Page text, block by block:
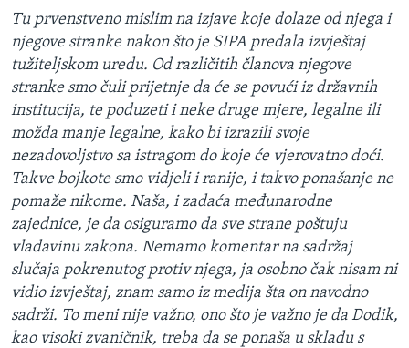
Jezici
Tu prvenstveno mislim na izjave koje dolaze od njega i
njegove stranke nakon što je SIPA predala izvještaj
tužiteljskom uredu. Od različitih članova njegove
stranke smo čuli prijetnje da će se povući iz državnih
institucija, te poduzeti i neke druge mjere, legalne ili
možda manje legalne, kako bi izrazili svoje
nezadovoljstvo sa istragom do koje će vjerovatno doći.
Takve bojkote smo vidjeli i ranije, i takvo ponašanje ne
pomaže nikome. Naša, i zadaća međunarodne
zajednice, je da osiguramo da sve strane poštuju
vladavinu zakona. Nemamo komentar na sadržaj
slučaja pokrenutog protiv njega, ja osobno čak nisam ni
vidio izvještaj, znam samo iz medija šta on navodno
sadrži. To meni nije važno, ono što je važno je da Dodik,
kao visoki zvaničnik, treba da se ponaša u skladu s